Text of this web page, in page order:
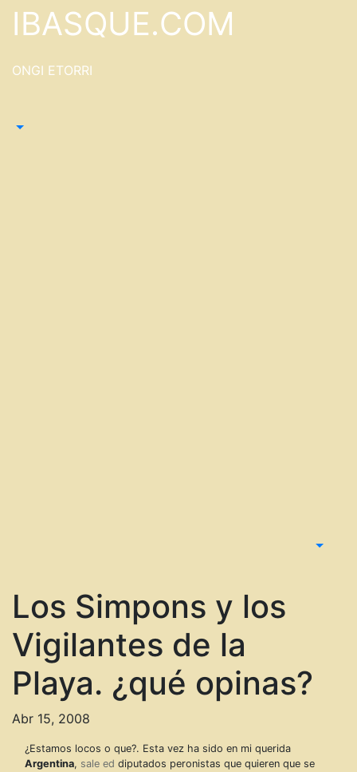
Saltar
IBASQUE.COM
ONGI ETORRI
Los Simpons y los
Vigilantes de la
Playa. ¿qué opinas?
Abr 15, 2008
¿Estamos locos o que?. Esta vez ha sido en mi querida
Argentina, sale ed diputados peronistas que quieren que se